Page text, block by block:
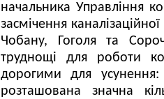
начальника Управління
засмічення
Чобану, Гоголя та
труднощі для роботи
дорогими для
розташована значна